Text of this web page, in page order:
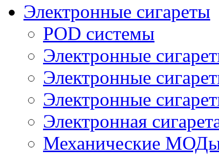
Электронные сигареты
POD системы
Электронные
Электронные
Электронные
Электронная
Механические